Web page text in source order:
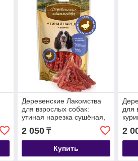
Деревенские Лакомства
для взрослых собак:
утиная нарезка сушёная,
2 050₸
Купить
для
2